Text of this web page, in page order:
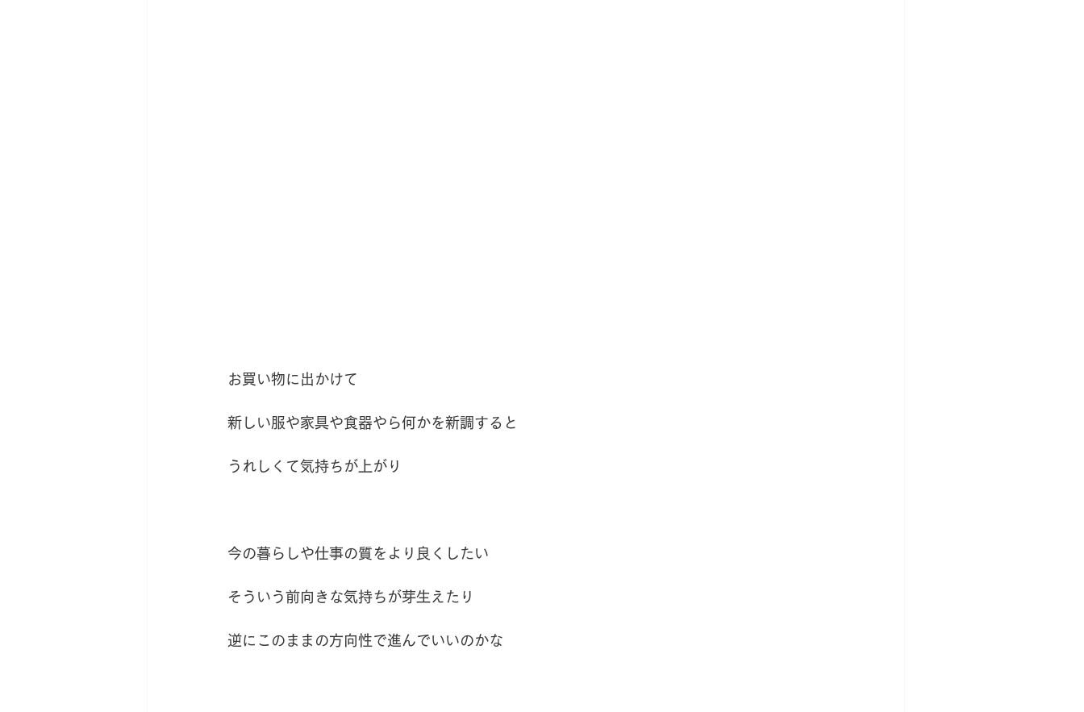
お買い物に出かけて
新しい服や家具や食器やら何かを新調すると
うれしくて気持ちが上がり
今の暮らしや仕事の質をより良くしたい
そういう前向きな気持ちが芽生えたり
逆にこのままの方向性で進んでいいのかな